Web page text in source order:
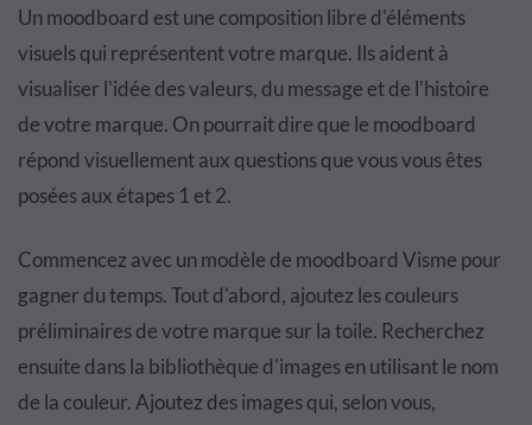
Un moodboard est une composition libre d'éléments
visuels qui représentent votre marque. Ils aident à
visualiser l'idée des valeurs, du message et de l'histoire
de votre marque. On pourrait dire que le moodboard
répond visuellement aux questions que vous vous êtes
posées aux étapes 1 et 2.
Commencez avec un modèle de moodboard Visme pour
gagner du temps. Tout d'abord, ajoutez les couleurs
préliminaires de votre marque sur la toile. Recherchez
ensuite dans la bibliothèque d'images en utilisant le nom
de la couleur. Ajoutez des images qui, selon vous,